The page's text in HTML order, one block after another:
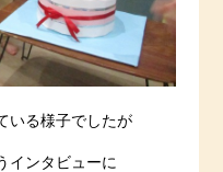
いる様子でしたが
インタビューに